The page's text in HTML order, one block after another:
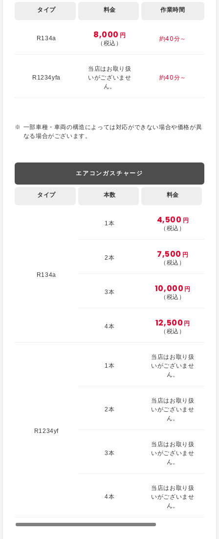
タイプ 料金 作業時間
R134a 8,000 円
（税込）
約40分～
R1234yfa
当店はお取り扱
いがございませ
ん。
約40分～
一部車種・車両の構造によっては対応ができない場合や価格が異
なる場合がございます。
エアコンガスチャージ
タイプ 本数 料金
R134a
1本 4,500 円
（税込）
2本 7,500 円
（税込）
3本 10,000 円
（税込）
4本 12,500 円
（税込）
R1234yf
1本
当店はお取り扱
いがございませ
ん。
2本
当店はお取り扱
いがございませ
ん。
3本
当店はお取り扱
いがございませ
ん。
4本
当店はお取り扱
いがございませ
ん。